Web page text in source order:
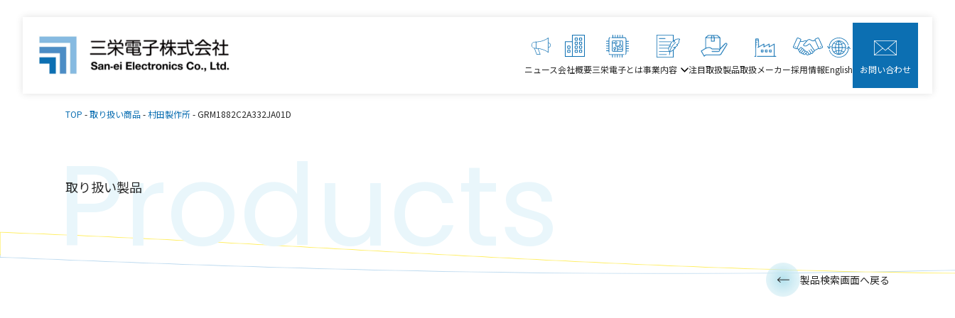
ニュース会社概要三栄電子とは事業内容 注目取扱製品取扱メーカー採用情報English お問い合わせ
TOP -取り扱い商品-村田製作所-GRM1882C2A332JA01D
取り扱い製品
Products 製品検索画面へ戻る